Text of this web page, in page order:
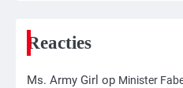
3
Reacties
Ms. Army Girl op Minister